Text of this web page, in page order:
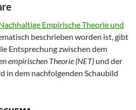
Empirische Theorie und
beschrieben worden ist, gibt
Entsprechung zwischen dem
empirischen Theorie (NET) und der
in dem nachfolgenden Schaubild